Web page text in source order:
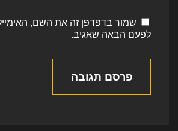
שמור בדפדפן זה את השם,
לפעם הבאה שאגיב.
פרסם תגובה